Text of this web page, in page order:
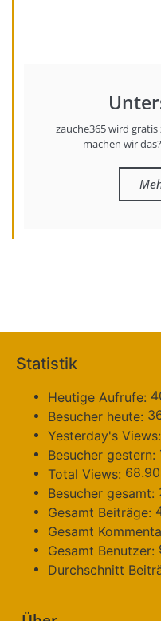
zauche365 wird
machen wir
Statistik
Heutige Aufrufe:
Besucher heute:
Yesterday's Views:
Besucher gestern:
Total Views:
Besucher gesamt:
Gesamt Beiträge:
Gesamt
Gesamt Benutzer:
Durchschnitt